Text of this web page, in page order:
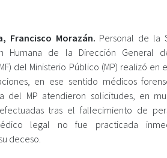
Francisco Morazán. Personal de la
Humana de la Dirección General
del Ministerio Público (MP) realizó en
en ese sentido médicos
del MP atendieron solicitudes, en
tras el fallecimiento de
legal no fue practicada
deceso.